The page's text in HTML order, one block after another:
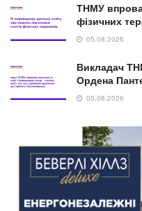
ТНМУ
фізичних
05.08.2026
Викладач
Ордена
05.08.2026